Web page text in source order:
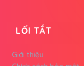
LỐI TẮT
Giới thiệu